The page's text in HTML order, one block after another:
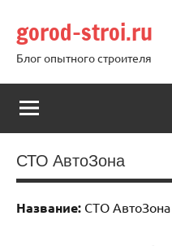
содержимому
gorod-stroi.ru
Блог опытного строителя
СТО АвтоЗона
Название: СТО АвтоЗона